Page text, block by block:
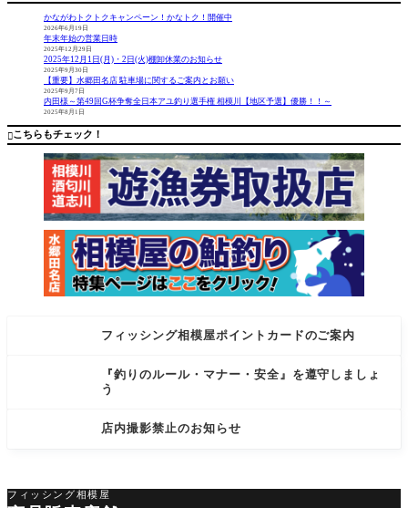
かながわトクトクキャンペーン！かなトク！開催中
2026年6月19日
年末年始の営業日時
2025年12月29日
2025年12月1日(月)・2日(火)棚卸休業のお知らせ
2025年9月30日
【重要】水郷田名店 駐車場に関するご案内とお願い
2025年9月7日
内田様～第49回G杯争奪全日本アユ釣り選手権 相模川【地区予選】優勝！！～
2025年8月1日
こちらもチェック！
フィッシング相模屋ポイントカードのご案内
『釣りのルール・マナー・安全』を遵守しましょ
う
店内撮影禁止のお知らせ
ク』
着る暖
コメント
くなって
きました
そろあっ
たかイン
見どころ
は、何と
言っ
フィッシング相模屋